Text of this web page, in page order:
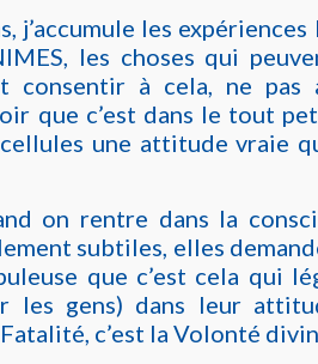
j’accumule les expériences
les choses qui
à cela, ne pas
que c’est dans le tout
une attitude vraie
on rentre dans la
subtiles, elles
que c’est cela qui
les gens) dans leur
c’est la Volonté